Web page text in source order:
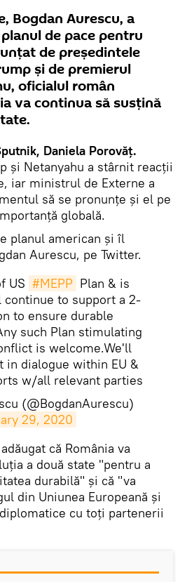
Bogdan Aurescu, a
de pace pentru
de președintele
şi de premierul
oficialul român
va continua să susţină
Daniela Porovăț.
și Netanyahu a stârnit reacții
iar ministrul de Externe a
să se pronunțe și el pe
globală.
planul american şi îl
Aurescu, pe Twitter.
US #MEPP Plan & is
continue to support a 2-
to ensure durable
such Plan stimulating
is welcome.We'll
in dialogue within EU &
w/all relevant parties
(@BogdanAurescu)
29, 2020
că România va
a două state "pentru a
durabilă" şi că "va
din Uniunea Europeană şi
cu toţi partenerii